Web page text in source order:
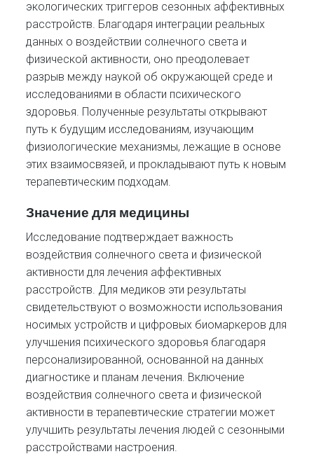
экологических триггеров сезонных аффективных
расстройств. Благодаря интеграции реальных
данных о воздействии солнечного света и
физической активности, оно преодолевает
разрыв между наукой об окружающей среде и
исследованиями в области психического
здоровья. Полученные результаты открывают
путь к будущим исследованиям, изучающим
физиологические механизмы, лежащие в основе
этих взаимосвязей, и прокладывают путь к новым
терапевтическим подходам.
Значение для медицины
Исследование подтверждает важность
воздействия солнечного света и физической
активности для лечения аффективных
расстройств. Для медиков эти результаты
свидетельствуют о возможности использования
носимых устройств и цифровых биомаркеров для
улучшения психического здоровья благодаря
персонализированной, основанной на данных
диагностике и планам лечения. Включение
воздействия солнечного света и физической
активности в терапевтические стратегии может
улучшить результаты лечения людей с сезонными
расстройствами настроения.